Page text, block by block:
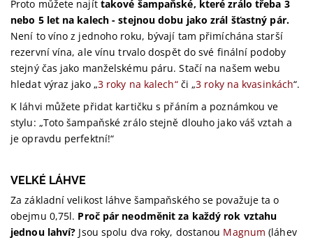
Proto můžete najít takové šampaňské, které zrálo třeba 3
nebo 5 let na kalech - stejnou dobu jako zrál šťastný pár.
Není to víno z jednoho roku, bývají tam přimíchána starší
rezervní vína, ale vínu trvalo dospět do své finální podoby
stejný čas jako manželskému páru. Stačí na našem webu
hledat výraz jako „3 roky na kalech“či „3 roky na kvasinkách“.
K láhvi můžete přidat kartičku s přáním a poznámkou ve
stylu: „Toto šampaňské zrálo stejně dlouho jako váš vztah a
je opravdu perfektní!“
VELKÉ LÁHVE
Za základní velikost láhve šampaňského se považuje ta o
obejmu 0,75l. Proč pár neodměnit za každý rok vztahu
jednou lahví? Jsou spolu dva roky, dostanou Magnum (láhev